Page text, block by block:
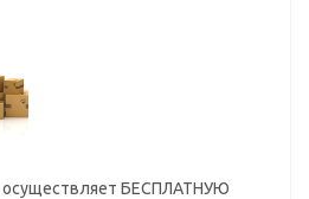
осуществляет БЕСПЛАТНУЮ